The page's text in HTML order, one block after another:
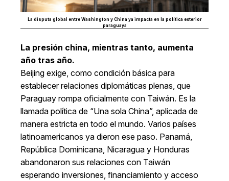
La disputa global entre Washington y China ya impacta en la política exterior
paraguaya
La presión china, mientras tanto, aumenta
año tras año.
Beijing exige, como condición básica para
establecer relaciones diplomáticas plenas, que
Paraguay rompa oficialmente con Taiwán. Es la
llamada política de “Una sola China”, aplicada de
manera estricta en todo el mundo. Varios países
latinoamericanos ya dieron ese paso. Panamá,
República Dominicana, Nicaragua y Honduras
abandonaron sus relaciones con Taiwán
esperando inversiones, financiamiento y acceso